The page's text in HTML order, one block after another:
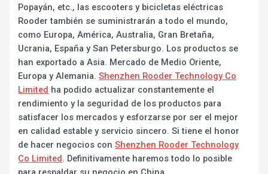
Popayán, etc., las escooters y bicicletas eléctricas
Rooder también se suministrarán a todo el mundo,
como Europa, América, Australia, Gran Bretaña,
Ucrania, España y San Petersburgo. Los productos se
han exportado a Asia. Mercado de Medio Oriente,
Europa y Alemania.Shenzhen Rooder Technology Co
Limited ha podido actualizar constantemente el
rendimiento y la seguridad de los productos para
satisfacer los mercados y esforzarse por ser el mejor
en calidad estable y servicio sincero. Si tiene el honor
de hacer negocios conShenzhen Rooder Technology
Co Limited . Definitivamente haremos todo lo posible